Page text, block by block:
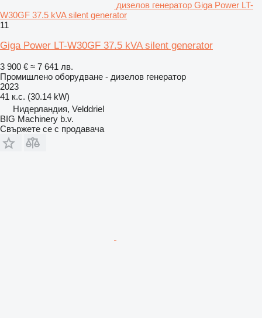
дизелов генератор Giga Power LT-
W30GF 37.5 kVA silent generator
11
Giga Power LT-W30GF 37.5 kVA silent generator
3 900 € ≈ 7 641 лв.
Промишлено оборудване - дизелов генератор
2023
41 к.с. (30.14 kW)
Нидерландия, Velddriel
BIG Machinery b.v.
Свържете се с продавача